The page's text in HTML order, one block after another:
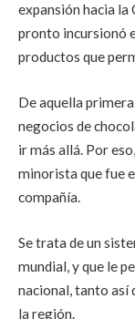
expansión hacia la
pronto incursionó
productos que
De aquella
negocios de
ir más allá. Por
minorista que fue
compañía.
Se trata de un
mundial, y que le
nacional, tanto así
la región.